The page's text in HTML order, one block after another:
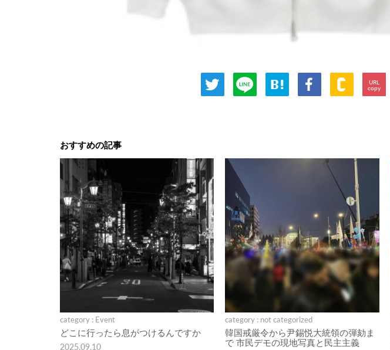
URL
copy
おすすめの記事
category : Event
どこに行ったら息がつけるんですか
2025.09.10
category : not categorized
韓国戒厳令から尹錫悦大統領の弾劾ま
で 市民デモの現地写真と民主主義